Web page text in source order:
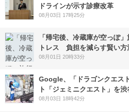
ドラインが示す診療改革
08月03日 17時25分
「帰宅後、冷蔵庫が空っぽ
トレス 負担を減らす賢い方
08月01日 20時33分
Google、「ドラゴンクエス
ト「ジェミニクエスト」を
08月03日 18時42分